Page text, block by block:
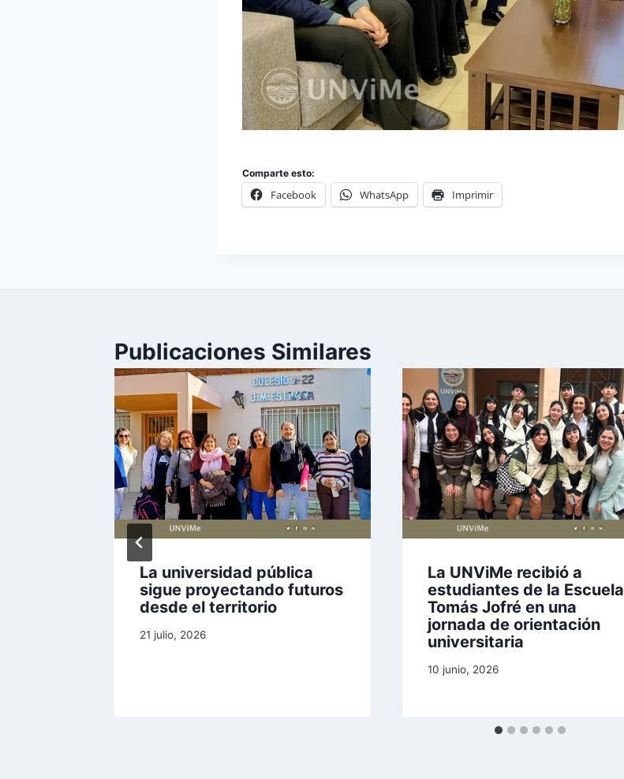
Comparte esto:
Facebook WhatsApp Imprimir
Publicaciones Similares
La universidad pública
sigue proyectando futuros
desde el territorio
21 julio, 2026
La UNViMe recibió a
estudiantes de la Escuela
Tomás Jofré en una
jornada de orientación
universitaria
10 junio, 2026